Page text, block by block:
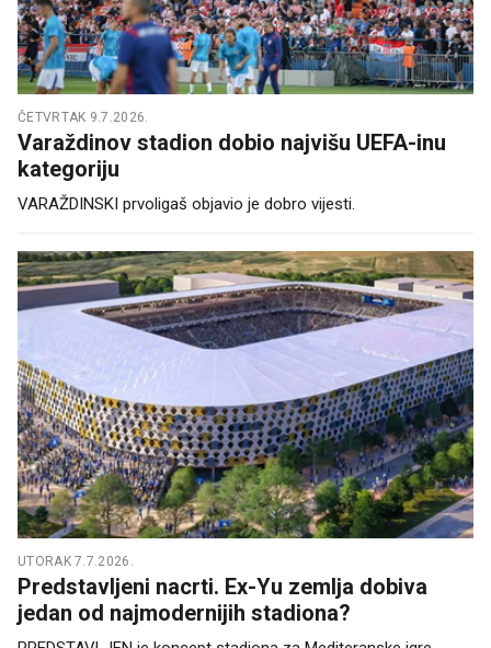
ČETVRTAK 9.7.2026.
Varaždinov stadion dobio najvišu UEFA-inu
kategoriju
VARAŽDINSKI prvoligaš objavio je dobro vijesti.
UTORAK 7.7.2026.
Predstavljeni nacrti. Ex-Yu zemlja dobiva
jedan od najmodernijih stadiona?